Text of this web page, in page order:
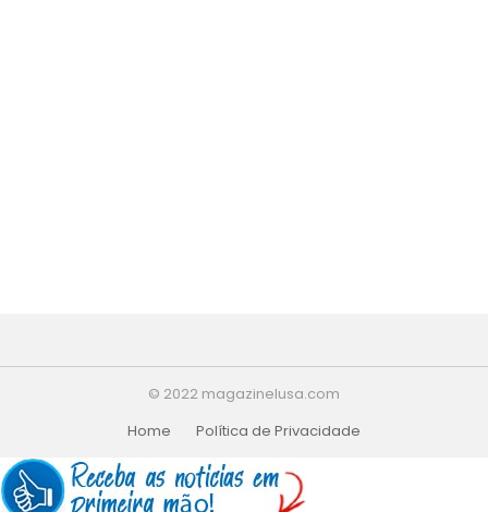
© 2022 magazinelusa.com
Home
Política de Privacidade